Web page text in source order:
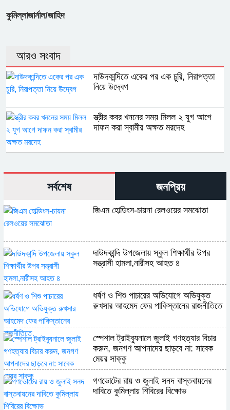
কুমিল্লাজার্নাল/জাহিদ
আরও সংবাদ
দাউদকান্দিতে একের পর এক চুরি, নিরাপত্তা
নিয়ে উদ্বেগ
স্ত্রীর কবর খননের সময় মিলল ২ যুগ আগে
দাফন করা স্বামীর অক্ষত মরদেহ
সর্বশেষ জনপ্রিয়
জিএম হোল্ডিংস-চায়না রেলওয়ের সমঝোতা
দাউদকান্দি উপজেলায় স্কুল শিক্ষার্থীর উপর
সন্ত্রাসী হামলা,নারীসহ আহত ৪
ধর্ষণ ও শিশু পাচারের অভিযোগে অভিযুক্ত
রুখসার আহমেদ ফের পাকিস্তানের রাজনীতিতে
স্পেশাল ট্রাইব্যুনালে জুলাই গণহত্যার বিচার
করুন, জনগণ আপনাদের ছাড়বে না: সাবেক
মেয়র সাক্কু
গণভোটের রায় ও জুলাই সনদ বাস্তবায়নের
দাবিতে কুমিল্লায় শিবিরের বিক্ষোভ